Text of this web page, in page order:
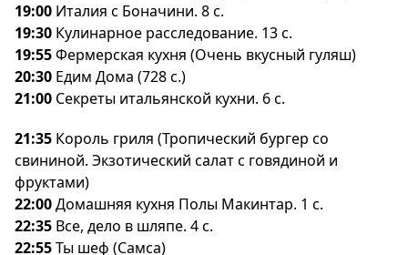
19:00 Италия с Боначини. 8 с.
19:30 Кулинарное расследование. 13 с.
19:55Фермерская кухня (Очень вкусный гуляш)
20:30 Едим Дома (728 с.)
21:00 Секреты итальянской кухни. 6 с.
21:35 Король гриля (Тропический бургер со
свининой. Экзотический салат с говядиной и
фруктами)
22:00Домашняя кухня Полы Макинтар. 1 с.
22:35 се, дело в шляпе. 4 с.
22:55Ты шеф (Самса)